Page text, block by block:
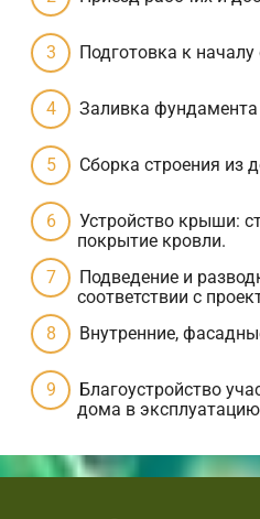
Подготовка к началу
Заливка
Сборка строения из
Устройство крыши:
покрытие кровли.
Подведение и
соответствии с
Внутренние,
Благоустройство
дома в